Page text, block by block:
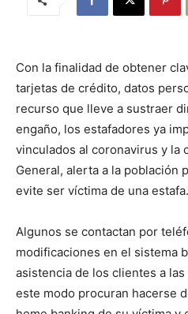
Con la finalidad de obtener
tarjetas de crédito, datos
recurso que lleve a sustraer
engaño, los estafadores ya
vinculados al coronavirus y la
General, alerta a la población
evite ser víctima de una estafa.
Algunos se contactan por
modificaciones en el sistema
asistencia de los clientes a
este modo procuran hacerse